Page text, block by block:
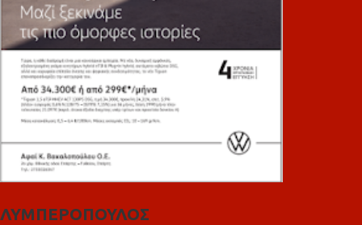
ΛΥΜΠΕΡΟΠΟΥΛΟΣ